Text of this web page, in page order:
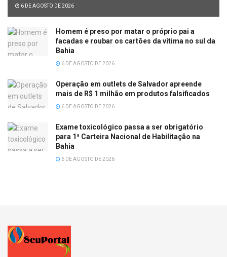
6 DE AGOSTO DE 2026
Homem é preso por matar o próprio pai a
facadas e roubar os cartões da vítima no sul da
Bahia
6 DE AGOSTO DE 2026
Operação em outlets de Salvador apreende
mais de R$ 1 milhão em produtos falsificados
6 DE AGOSTO DE 2026
Exame toxicológico passa a ser obrigatório
para 1ª Carteira Nacional de Habilitação na
Bahia
6 DE AGOSTO DE 2026